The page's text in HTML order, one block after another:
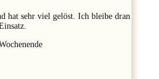
hat sehr viel gelöst. Ich bleibe dran